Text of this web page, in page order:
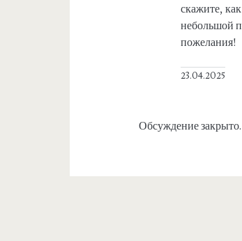
скажите,
небольшой
пожелания!
23.04.2025
Обсуждение закрыто.